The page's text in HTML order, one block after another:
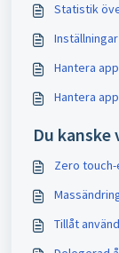
Statistik
Hantera
Hantera
Du kanske
Zero
Tillåt